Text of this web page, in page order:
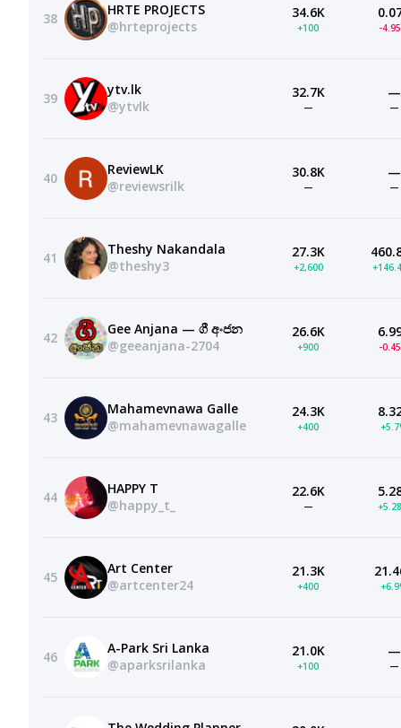
38
HRTE PROJECTS
@hrteprojects
34.6K
+100 -
39
ytv.lk
@ytvlk
32.7K
—
—
—
40
ReviewLK
@reviewsrilk
30.8K
—
—
—
41
Theshy Nakandala
@theshy3
27.3K
+2,600
42
Gee Anjana — ගී අංජන
@geeanjana-2704
26.6K
+900 -
43
Mahamevnawa Galle
@mahamevnawagalle
24.3K
+400
44
HAPPY T
@happy_t_
22.6K
—
45
Art Center
@artcenter24
21.3K
+400
46
A-Park Sri Lanka
@aparksrilanka
21.0K
+100
—
—